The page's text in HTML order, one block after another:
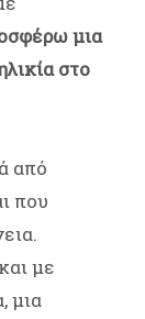
μια
στο
από
που
με
μια